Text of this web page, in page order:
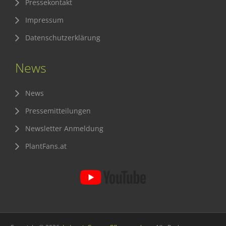
Pressekontakt
Impressum
Datenschutzerklärung
News
News
Pressemitteilungen
Newsletter Anmeldung
PlantFans.at